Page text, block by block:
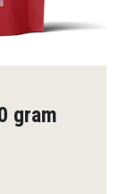
gram